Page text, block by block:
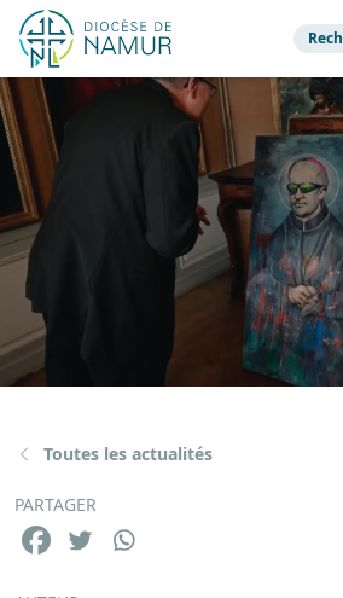
Toutes les actualités
PARTAGER